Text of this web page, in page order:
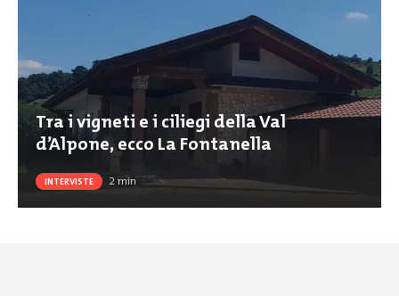
Tra i vigneti e i ciliegi della Val
d’Alpone, ecco La Fontanella
INTERVISTE 2min